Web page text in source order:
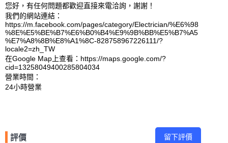
您好，有任何問題都歡迎直接來電洽詢，謝謝！
我們的網站連結：
https://m.facebook.com/pages/category/Electrician/%E6%98
%8E%E5%BE%B7%E6%B0%B4%E9%9B%BB%E5%B7%A5
%E7%A8%8B%E8%A1%8C-828758967226111/?
locale2=zh_TW
在Google Map上查看：https://maps.google.com/?
cid=13258049400285804034
營業時間：
評價 留下評價